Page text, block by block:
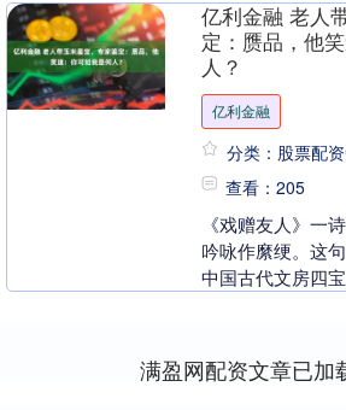
亿利金融 老人
定：赝品，他
人？
亿利金融
分类：股票配
查看：205
《戏赠友人》一
吟咏作縻绠。这
中国古代文房四
满盈网配资文章已加